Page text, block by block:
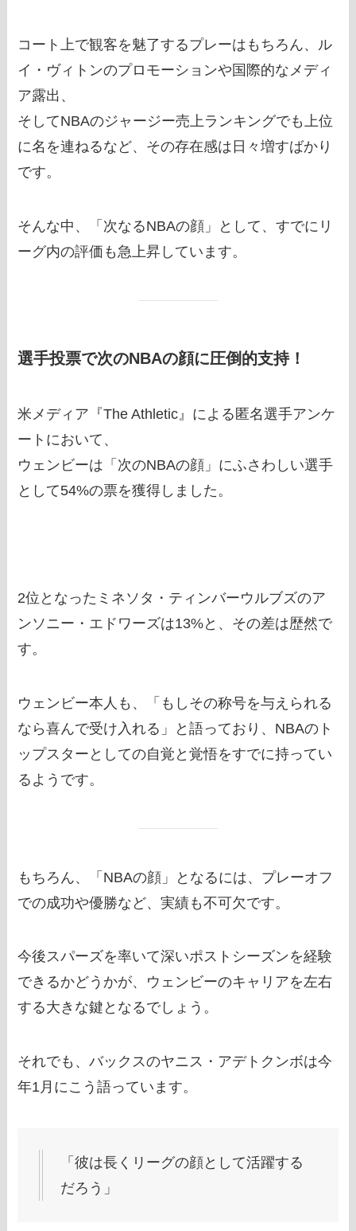
コート上で観客を魅了するプレーはもちろん、ル
イ・ヴィトンのプロモーションや国際的なメディ
ア露出、
そしてNBAのジャージー売上ランキングでも上位
に名を連ねるなど、その存在感は日々増すばかり
です。
そんな中、「次なるNBAの顔」として、すでにリ
ーグ内の評価も急上昇しています。
選手投票で次のNBAの顔に圧倒的支持！
米メディア『The Athletic』による匿名選手アンケ
ートにおいて、
ウェンビーは「次のNBAの顔」にふさわしい選手
として54%の票を獲得しました。
2位となったミネソタ・ティンバーウルブズのア
ンソニー・エドワーズは13%と、その差は歴然で
す。
ウェンビー本人も、「もしその称号を与えられる
なら喜んで受け入れる」と語っており、NBAのト
ップスターとしての自覚と覚悟をすでに持ってい
るようです。
もちろん、「NBAの顔」となるには、プレーオフ
での成功や優勝など、実績も不可欠です。
今後スパーズを率いて深いポストシーズンを経験
できるかどうかが、ウェンビーのキャリアを左右
する大きな鍵となるでしょう。
それでも、バックスのヤニス・アデトクンボは今
年1月にこう語っています。
「彼は長くリーグの顔として活躍する
だろう」